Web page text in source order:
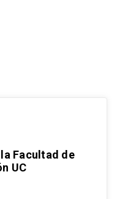
Facultad de
UC